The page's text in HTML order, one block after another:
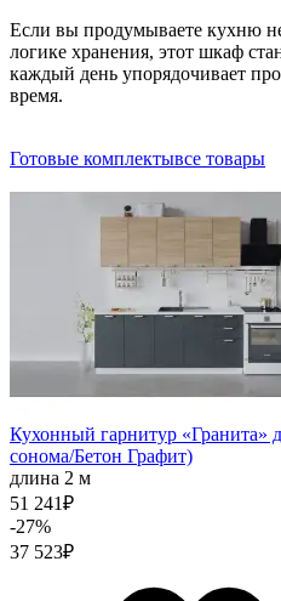
Если вы продумываете кухню
логике хранения, этот шкаф
каждый день упорядочивает
время.
Готовые комплектывсе товары
Кухонный гарнитур «Гранита»
сонома/Бетон Графит)
длина 2 м
51 241₽
-27%
37 523₽